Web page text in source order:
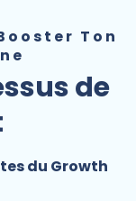
Ton
de
du Growth